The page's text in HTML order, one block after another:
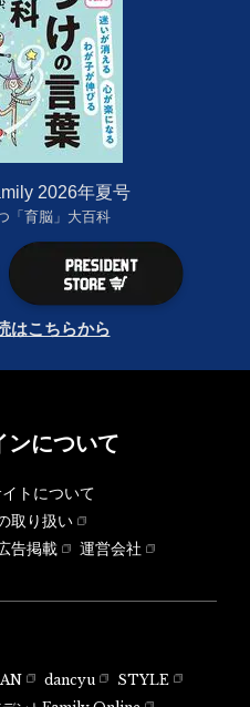
2026年夏号
「育脳」大百科
はこちらから
ンについて
トについて
取り扱い
告掲載
運営会社
dancyu
STYLE